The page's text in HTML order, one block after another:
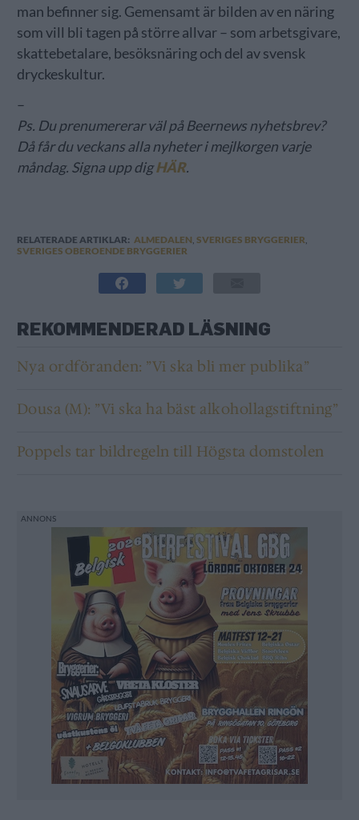
man befinner sig. Gemensamt är bilden av en näring
som vill bli tagen på större allvar – som arbetsgivare,
skattebetalare, besöksnäring och del av svensk
dryckeskultur.
–
Ps. Du prenumererar väl på Beernews nyhetsbrev?
Då får du veckans alla nyheter i mejlkorgen varje
måndag. Signa upp digHÄR.
RELATERADE ARTIKLAR: ALMEDALEN SVERIGES BRYGGERIER
SVERIGES OBEROENDE BRYGGERIER
REKOMMENDERAD LÄSNING
Nya ordföranden: ”Vi ska bli mer publika”
Dousa (M): ”Vi ska ha bäst alkohollagstiftning”
Poppels tar bildregeln till Högsta domstolen